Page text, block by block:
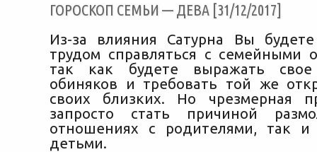
ГОРОСКОП СЕМЬИ — ДЕВА [31/12/2017]
Из-за влияния Сатурна Вы
трудом справляться с семейными
так как будете выражать
обиняков и требовать той же
своих близких. Но чрезмерная
запросто стать причиной
отношениях с родителями, так
детьми.